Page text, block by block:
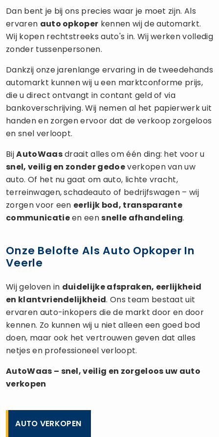
Dan bent je bij ons precies waar je moet zijn. Als
ervaren auto opkoper kennen wij de automarkt.
Wij kopen rechtstreeks auto's in. Wij werken volledig
zonder tussenpersonen.
Dankzij onze jarenlange ervaring in de tweedehands
automarkt kunnen wij u een marktconforme prijs,
die u direct ontvangt in contant geld of via
bankoverschrijving. Wij nemen al het papierwerk uit
handen en zorgen ervoor dat de verkoop zorgeloos
en snel verloopt.
BijAutoWaasdraait alles om één ding: het voor u
snel, veilig en zonder gedoeverkopen van uw
auto. Of het nu gaat om auto, lichte vracht,
terreinwagen, schadeauto of bedrijfswagen – wij
zorgen voor een eerlijk bod, transparante
communicatieen eensnelle afhandeling.
Onze Belofte Als Auto Opkoper In
Veerle
Wij geloven in duidelijke afspraken, eerlijkheid
en klantvriendelijkheid. Ons team bestaat uit
ervaren auto-inkopers die de markt door en door
kennen. Zo kunnen wij u niet alleen een goed bod
doen, maar ook het vertrouwen geven dat alles
netjes en professioneel verloopt.
AutoWaas – snel, veilig en zorgeloos uw auto
verkopen
AUTO VERKOPEN